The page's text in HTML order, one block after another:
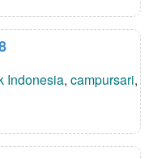
Indonesia, campursari,